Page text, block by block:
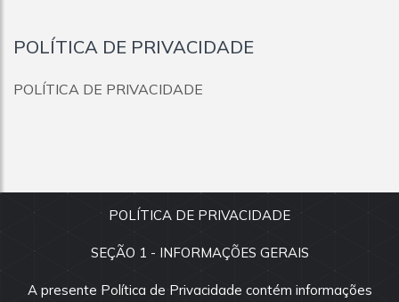
POLÍTICA DE PRIVACIDADE
SEÇÃO 1 - INFORMAÇÕES GERAIS
A presente Política de Privacidade contém informações
POLÍTICA DE PRIVACIDADE
POLÍTICA DE PRIVACIDADE
CASA&TAL:: CRECI 37897-J Todos os direitos